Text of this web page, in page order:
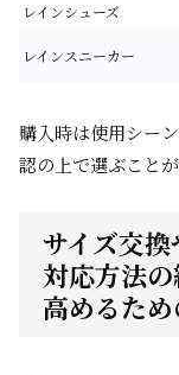
レインシューズ
レインスニーカー
購入時は使用シー
認の上で選ぶことが
サイズ交
対応方法
高めるた